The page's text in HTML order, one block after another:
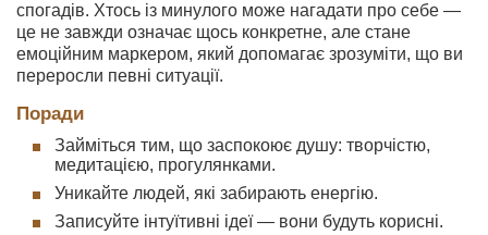
спогадів. Хтось із минулого може нагадати про себе —
це не завжди означає щось конкретне, але стане
емоційним маркером, який допомагає зрозуміти, що ви
переросли певні ситуації.
Поради
Займіться тим, що заспокоює душу: творчістю,
медитацією, прогулянками.
Уникайте людей, які забирають енергію.
Записуйте інтуїтивні ідеї — вони будуть корисні.